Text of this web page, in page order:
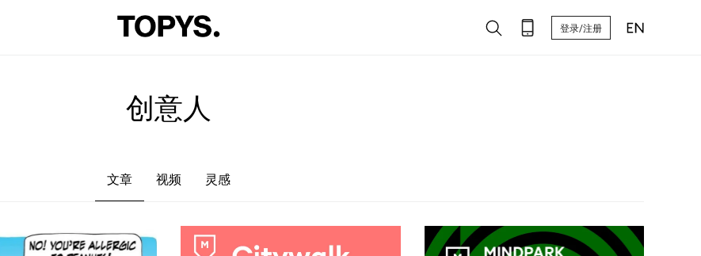
登录/注册
文章 视频 灵感